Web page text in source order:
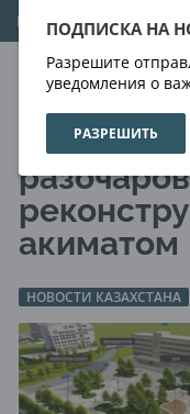
ПОДПИСКА НА
Разрешите
уведомления о
РАЗРЕШИТЬ
07.08.2026 16:34:27
Жители
акиматом
НОВОСТИ КАЗАХСТАНА